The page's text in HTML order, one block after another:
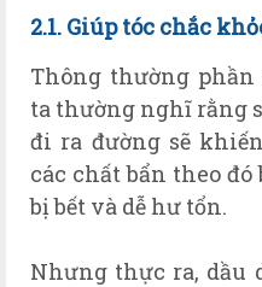
2.1. Giúp tóc chắc
Thông thường
ta thường nghĩ rằng
đi ra đường sẽ
các chất bẩn theo
bị bết và dễ hư tổn.
Nhưng thực ra, dầu